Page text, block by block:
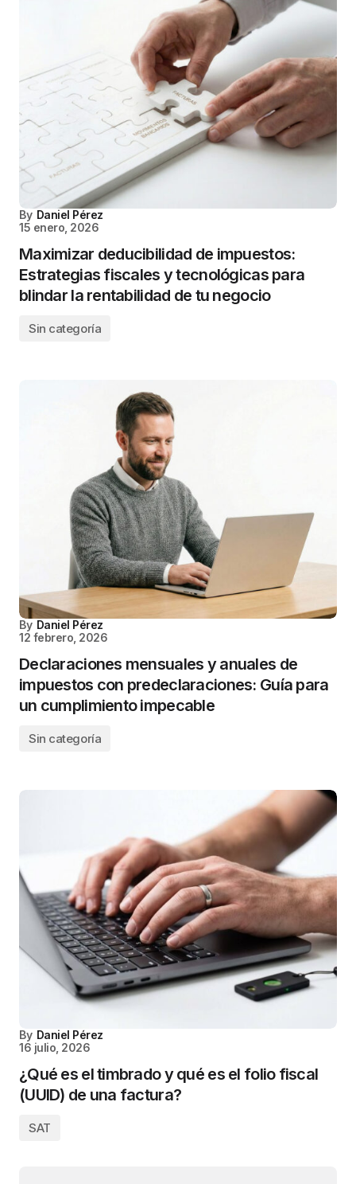
By Daniel Pérez
15 enero, 2026
Maximizar deducibilidad de impuestos:
Estrategias fiscales y tecnológicas para
blindar la rentabilidad de tu negocio
Sin categoría
By Daniel Pérez
12 febrero, 2026
Declaraciones mensuales y anuales de
impuestos con predeclaraciones: Guía para
un cumplimiento impecable
Sin categoría
By Daniel Pérez
16 julio, 2026
¿Qué es el timbrado y qué es el folio fiscal
(UUID) de una factura?
SAT